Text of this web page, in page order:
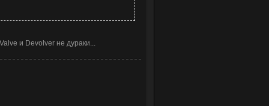
и Devolver не дураки...